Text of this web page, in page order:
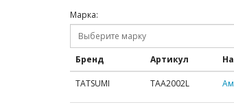
Марка:
Бренд Артикул
TATSUMI TAA2002L